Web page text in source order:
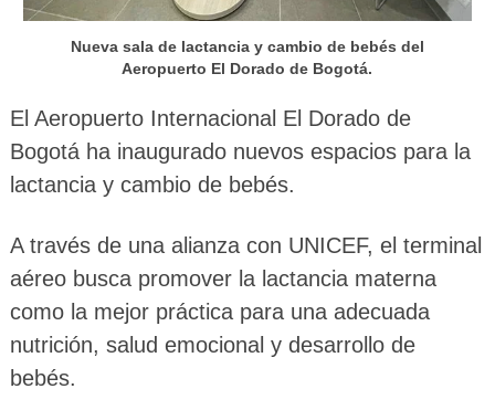
Nueva sala de lactancia y cambio de bebés del
Aeropuerto El Dorado de Bogotá.
El Aeropuerto Internacional El Dorado de
Bogotá ha inaugurado nuevos espacios para la
lactancia y cambio de bebés.
A través de una alianza con UNICEF, el terminal
aéreo busca promover la lactancia materna
como la mejor práctica para una adecuada
nutrición, salud emocional y desarrollo de
bebés.